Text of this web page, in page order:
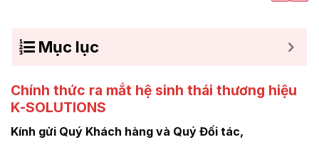
Mục lục
Chính thức ra mắt hệ sinh thái thương hiệu
K-SOLUTIONS
Kính gửi Quý Khách hàng và Quý Đối tác,